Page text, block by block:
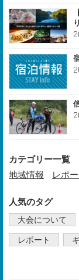
カテゴリー一覧
地域情報
レポー
人気のタグ
大会について
レポート